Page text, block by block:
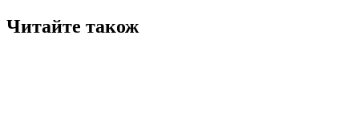
Читайте також